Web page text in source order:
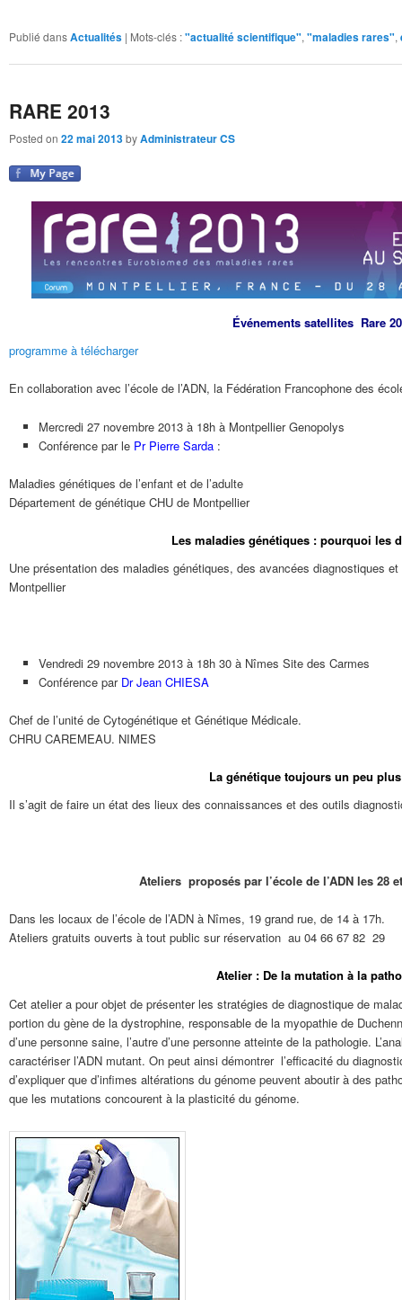
Publié dansActualités | Mots-clés :"actualité scientifique", "maladies rares",
RARE 2013
Posted on 22 mai 2013byAdministrateur CS
Événements satellites Rare
programme à télécharger
En collaboration avec l’école de l’ADN, la Fédération Francophone des
Mercredi 27 novembre 2013 à 18h à Montpellier Genopolys
Conférence par le Pr Pierre Sarda :
Maladies génétiques de l’enfant et de l’adulte
Département de génétique CHU de Montpellier
Les maladies génétiques : pourquoi les
Une présentation des maladies génétiques, des avancées diagnostiques
Montpellier
Vendredi 29 novembre 2013 à 18h 30 à Nîmes Site des Carmes
Conférence par Dr Jean CHIESA
Chef de l’unité de Cytogénétique et Génétique Médicale.
CHRU CAREMEAU. NIMES
La génétique toujours un peu
Il s’agit de faire un état des lieux des connaissances et des outils
Ateliers proposés par l’école de l’ADN les 28
Dans les locaux de l’école de l’ADN à Nîmes, 19 grand rue, de 14 à 17h.
Ateliers gratuits ouverts à tout public sur réservation au 04 66 67 82 29
Atelier : De la mutation à la
Cet atelier a pour objet de présenter les stratégies de diagnostique de
portion du gène de la dystrophine, responsable de la myopathie de
d’une personne saine, l’autre d’une personne atteinte de la pathologie.
caractériser l’ADN mutant. On peut ainsi démontrer l’efficacité du
d’expliquer que d’infimes altérations du génome peuvent aboutir à des
que les mutations concourent à la plasticité du génome.